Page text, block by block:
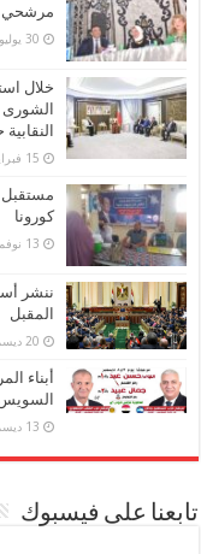
مرشحي
30 يوليو، 2025
خلال
الشورى
15 فبراير، 2024
مستقبل
كورونا
13 نوفمبر، 2021
المقبل
20 ديسمبر، 2020
أبناء
13 ديسمبر، 2020
تابعنا على فيسبوك